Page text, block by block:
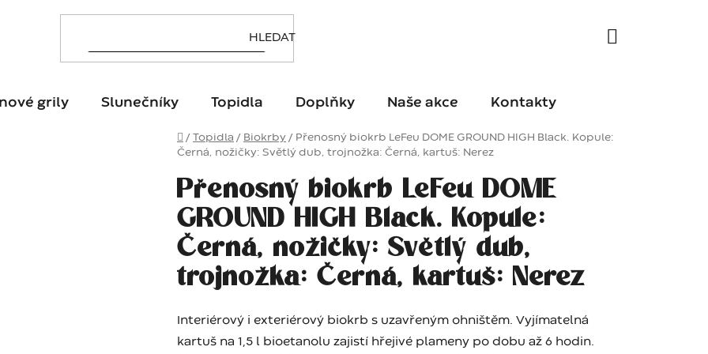
grily Slunečníky Topidla Doplňky Naše akce Kontakty
Domů
/ Topidla / Biokrby / Přenosný biokrb LeFeu DOME GROUND HIGH Black. Kopule:
Černá, nožičky: Světlý dub, trojnožka: Černá, kartuš: Nerez
Přenosný biokrb LeFeu DOME
GROUND HIGH Black. Kopule:
Černá, nožičky: Světlý dub,
trojnožka: Černá, kartuš: Nerez
Interiérový i exteriérový biokrb s uzavřeným ohništěm. Vyjímatelná
kartuš na 1,5 l bioetanolu zajistí hřejivé plameny po dobu až 6 hodin.